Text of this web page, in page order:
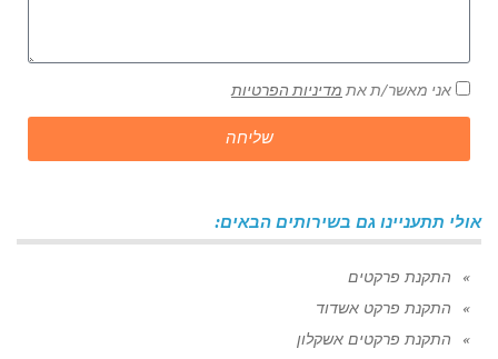
אני מאשר/ת את מדיניות הפרטיות
שליחה
אולי תתעניינו גם בשירותים הבאים:
התקנת פרקטים
התקנת פרקט אשדוד
התקנת פרקטים אשקלון